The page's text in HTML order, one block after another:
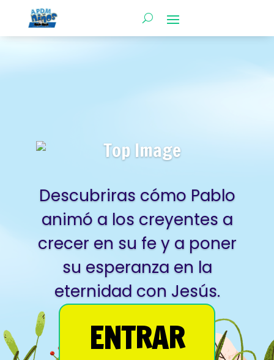
Descubriras cómo Pablo
animó a los creyentes a
crecer en su fe y a poner
su esperanza en la
eternidad con Jesús.
ENTRAR